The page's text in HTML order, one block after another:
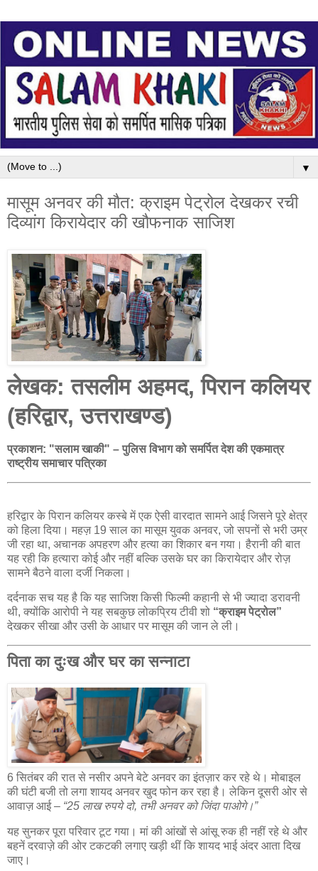
▼
मासूम अनवर की मौत: क्राइम पेट्रोल देखकर रची
दिव्यांग किरायेदार की खौफनाक साजिश
लेखक: तसलीम अहमद, पिरान कलियर
(हरिद्वार, उत्तराखण्ड)
प्रकाशन: "सलाम खाकी" – पुलिस विभाग को समर्पित देश की एकमात्र
राष्ट्रीय समाचार पत्रिका
हरिद्वार के पिरान कलियर कस्बे में एक ऐसी वारदात सामने आई जिसने पूरे क्षेत्र
को हिला दिया। महज़ 19 साल का मासूम युवक अनवर, जो सपनों से भरी उम्र
जी रहा था, अचानक अपहरण और हत्या का शिकार बन गया। हैरानी की बात
यह रही कि हत्यारा कोई और नहीं बल्कि उसके घर का किरायेदार और रोज़
सामने बैठने वाला दर्जी निकला।
दर्दनाक सच यह है कि यह साजिश किसी फिल्मी कहानी से भी ज्यादा डरावनी
थी, क्योंकि आरोपी ने यह सबकुछ लोकप्रिय टीवी शो “क्राइम पेट्रोल”
देखकर सीखा और उसी के आधार पर मासूम की जान ले ली।
पिता का दुःख और घर का सन्नाटा
6 सितंबर की रात से नसीर अपने बेटे अनवर का इंतज़ार कर रहे थे। मोबाइल
की घंटी बजी तो लगा शायद अनवर खुद फोन कर रहा है। लेकिन दूसरी ओर से
आवाज़ आई – “25 लाख रुपये दो, तभी अनवर को जिंदा पाओगे।”
यह सुनकर पूरा परिवार टूट गया। मां की आंखों से आंसू रुक ही नहीं रहे थे और
बहनें दरवाज़े की ओर टकटकी लगाए खड़ी थीं कि शायद भाई अंदर आता दिख
जाए।